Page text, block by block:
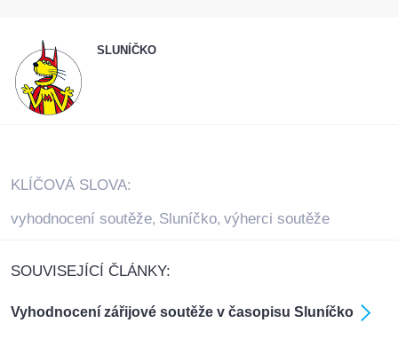
SLUNÍČKO
KLÍČOVÁ SLOVA:
vyhodnocení soutěže, Sluníčko, výherci soutěže
SOUVISEJÍCÍ ČLÁNKY:
Vyhodnocení zářijové soutěže v časopisu Sluníčko